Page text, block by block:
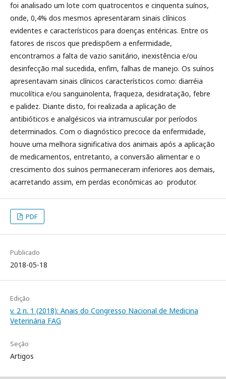
foi analisado um lote com quatrocentos e cinquenta suínos,
onde, 0,4% dos mesmos apresentaram sinais clínicos
evidentes e característicos para doenças entéricas. Entre os
fatores de riscos que predispõem a enfermidade,
encontramos a falta de vazio sanitário, inexistência e/ou
desinfecção mal sucedida, enfim, falhas de manejo. Os suínos
apresentavam sinais clínicos característicos como: diarréia
mucolítica e/ou sanguinolenta, fraqueza, desidratação, febre
e palidez. Diante disto, foi realizada a aplicação de
antibióticos e analgésicos via intramuscular por períodos
determinados. Com o diagnóstico precoce da enfermidade,
houve uma melhora significativa dos animais após a aplicação
de medicamentos, entretanto, a conversão alimentar e o
crescimento dos suínos permaneceram inferiores aos demais,
acarretando assim, em perdas econômicas ao produtor.
PDF
Publicado
2018-05-18
Edição
v. 2 n. 1 (2018): Anais do Congresso Nacional de Medicina
Veterinária FAG
Seção
Artigos